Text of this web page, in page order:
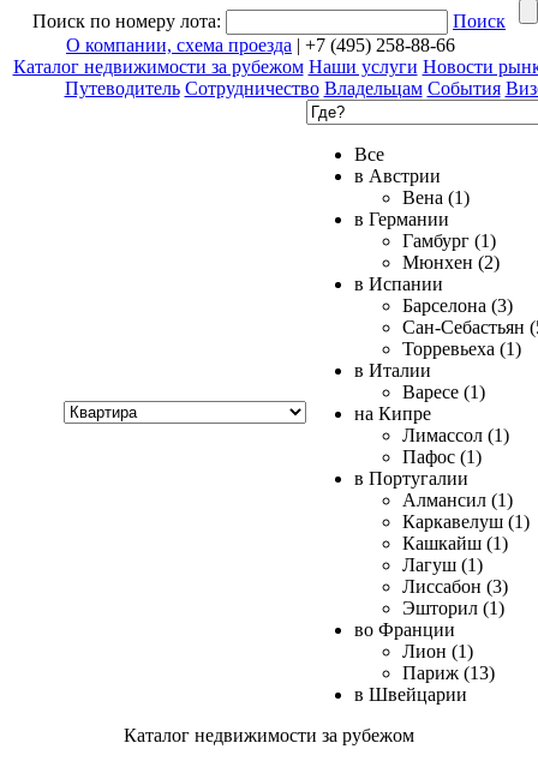
Поиск по номеру лота:
Поиск
О компании, схема проезда | +7 (495) 258-88-66
Каталог недвижимости за рубежом Наши услуги Новости
Путеводитель Сотрудничество Владельцам События
Все
в Австрии
Вена (1)
в Германии
Гамбург (1)
Мюнхен (2)
в Испании
Барселона (3)
Сан-Себастьян
Торревьеха (1)
в Италии
Варесе (1)
на Кипре
Лимассол (1)
Пафос (1)
в Португалии
Алмансил (1)
Каркавелуш (1)
Кашкайш (1)
Лагуш (1)
Лиссабон (3)
Эшторил (1)
во Франции
Лион (1)
Париж (13)
в Швейцарии
Каталог недвижимости за рубежом